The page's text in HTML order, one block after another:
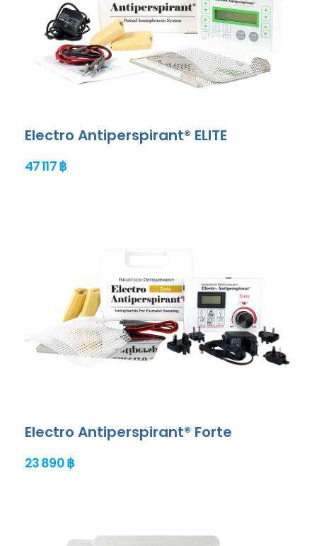
Electro Antiperspirant® ELITE
47 117 ฿
Electro Antiperspirant® Forte
23 890 ฿